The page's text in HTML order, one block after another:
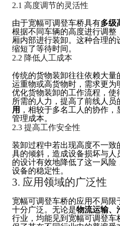
2.1 高度调节的灵活性
由于宽幅可调登车桥具有多级
根据不同车辆的高度进行调
厢内部进行装卸。这种合理的
缩短了等待时间。
2.2 降低人工成本
传统的货物装卸往往依赖大量
运重物或高货物时，需求更为
优化货物装卸的工作流程，使
所需的人力，提高了前线人员
用 ，相较于多名工人的协作
管理成本。
2.3 提高工作安全性
装卸过程中若出现高度不一致
具的倾斜，造成设备损坏与人
的设计有效地降低了这一风
设备的稳定性。
3. 应用领域的广泛性
宽幅可调登车桥的应用不局限
十分广泛。无论是物流运输、
行业，均能见到宽幅可调登车